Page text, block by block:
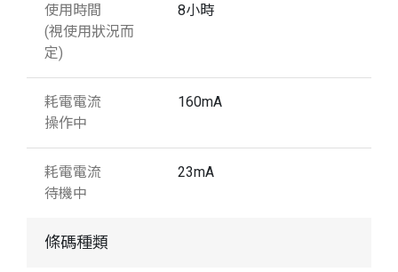
使用時間
(視使用狀況而
定)
8小時
耗電電流
操作中
160mA
耗電電流
待機中
23mA
條碼種類